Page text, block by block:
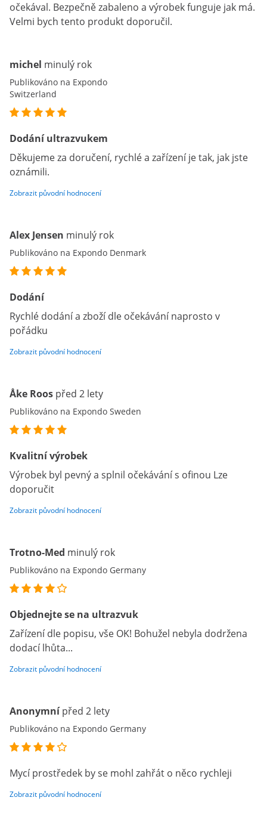
očekával. Bezpečně zabaleno a výrobek funguje jak má.
Velmi bych tento produkt doporučil.
michel minulý rok
Publikováno na Expondo
Switzerland
Dodání ultrazvukem
Děkujeme za doručení, rychlé a zařízení je tak, jak jste
oznámili.
Zobrazit původní hodnocení
Alex Jensen minulý rok
Publikováno na Expondo Denmark
Dodání
Rychlé dodání a zboží dle očekávání naprosto v
pořádku
Zobrazit původní hodnocení
Åke Roos před 2 lety
Publikováno na Expondo Sweden
Kvalitní výrobek
Výrobek byl pevný a splnil očekávání s ofinou Lze
doporučit
Zobrazit původní hodnocení
Trotno-Med minulý rok
Publikováno na Expondo Germany
Objednejte se na ultrazvuk
Zařízení dle popisu, vše OK! Bohužel nebyla dodržena
dodací lhůta...
Zobrazit původní hodnocení
Anonymní před 2 lety
Publikováno na Expondo Germany
Mycí prostředek by se mohl zahřát o něco rychleji
Zobrazit původní hodnocení